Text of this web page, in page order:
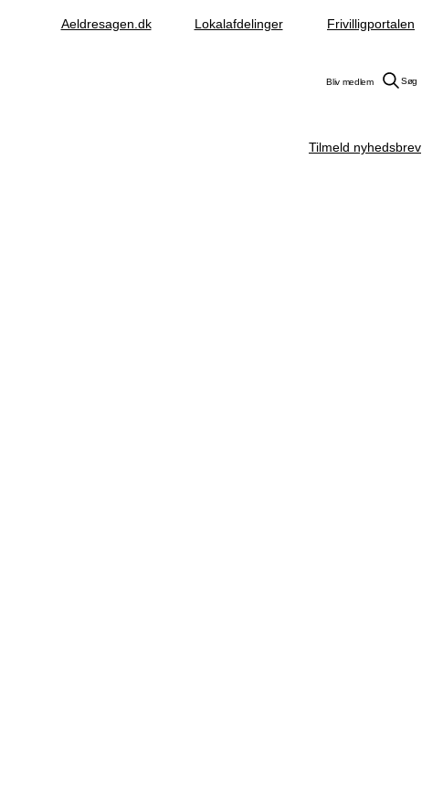
Aeldresagen.dk Lokalafdelinger Frivilligportalen
Bliv medlem Søg
Tilmeld nyhedsbrev